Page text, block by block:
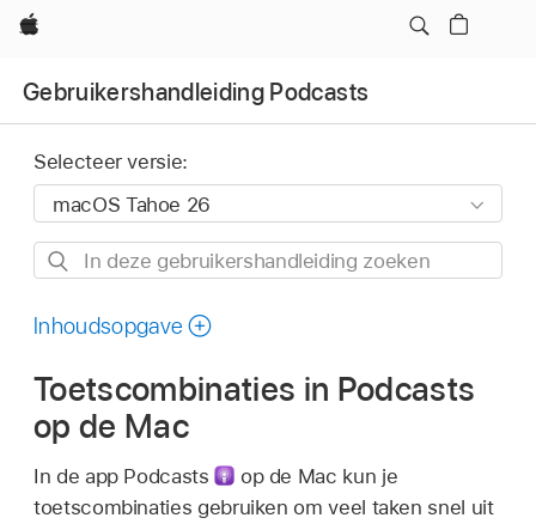
Apple
Gebruikershandleiding Podcasts
Selecteer versie:
In
gebruikershandleiding
Inhoudsopgave
Toetscombinaties in Podcasts
op de Mac
In de app Podcasts
op de Mac kun je
toetscombinaties gebruiken om veel taken snel uit